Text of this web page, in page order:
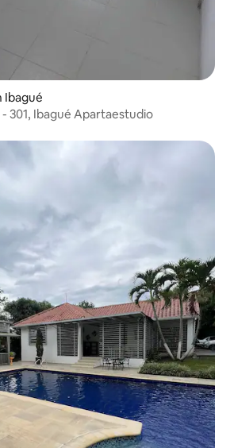
Ibagué
301, Ibagué Apartaestudio